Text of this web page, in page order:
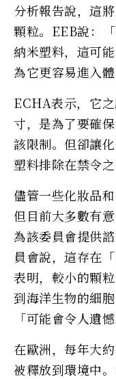
分析報告說，這
顆粒。EEB說：
納米塑料，這可
為它更容易進入
ECHA表示，它
寸，是為了要確
該限制。但卻讓
塑料排除在禁令之
儘管一些化妝品
但目前大多數有
為該委員會提供
員會說，這存在
表明，較小的顆
到海洋生物的細
「可能會令人遺
在歐洲，每年大
被釋放到環境中